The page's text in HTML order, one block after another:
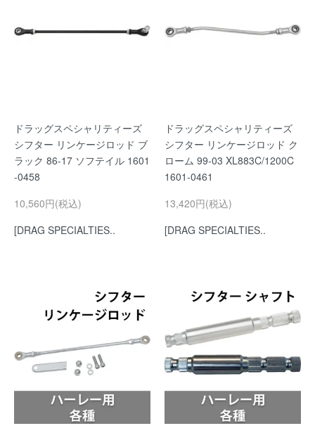
ドラッグスペシャリティーズ
シフター リンケージロッド ブ
ラック 86-17 ソフテイル 1601
-0458
10,560円(税込)
[DRAG SPECIALTIES..
ドラッグスペシャリティーズ
シフター リンケージロッド ク
ローム 99-03 XL883C/1200C
1601-0461
13,420円(税込)
[DRAG SPECIALTIES..